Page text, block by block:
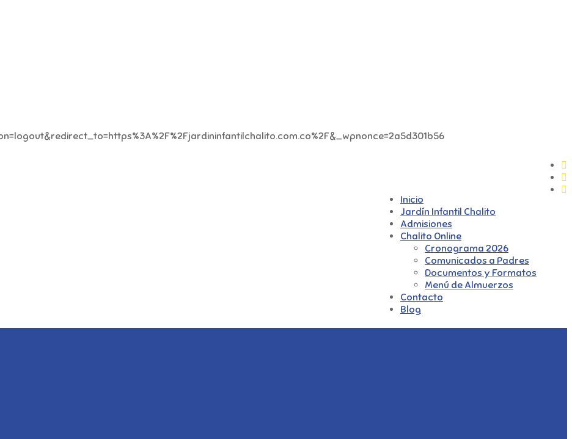
Inicio
Jardín Infantil Chalito
Admisiones
Chalito Online
Cronograma 2026
Comunicados a Padres
Documentos y Formatos
Menú de Almuerzos
Contacto
Blog